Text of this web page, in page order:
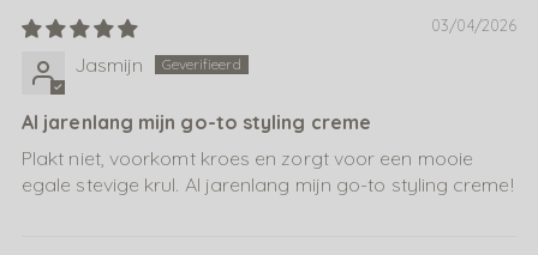
03/04/2026
Jasmijn
Al jarenlang mijn go-to styling creme
Plakt niet, voorkomt kroes en zorgt voor een mooie
egale stevige krul. Al jarenlang mijn go-to styling creme!